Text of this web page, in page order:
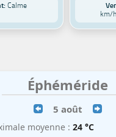
Calme
km/
Éphéméride
5 août
moyenne : 24 °C